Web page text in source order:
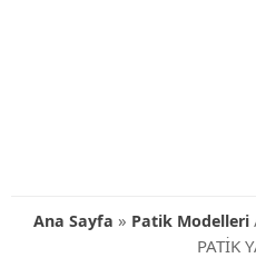
Ana Sayfa » Patik Modelleri
PATİK